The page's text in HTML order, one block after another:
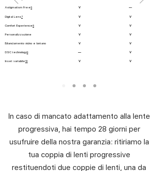
Astigmatism Free6 V —
Digital Lens7 V V
Comfort Experience8 V V
Personalizzazione V V
Bilanciamento vicino e lontano V V
DSC technology9 — V
Inset variabile10 V V
In caso di mancato adattamento alla lente
progressiva, hai tempo 28 giorni per
usufruire della nostra garanzia: ritiriamo la
tua coppia di lenti progressive
restituendoti due coppie di lenti, una da